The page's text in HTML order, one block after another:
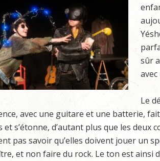
sûr
Le
avec une guitare et une batterie,
et s’étonne, d’autant plus que les deux
pas savoir qu’elles doivent jouer un
et non faire du rock. Le ton est ainsi